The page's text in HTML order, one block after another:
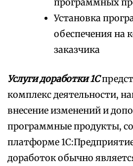
программных
Установка
обеспечения на
заказчика
Услуги доработки 1С
комплекс деятельности,
внесение изменений и
программные продукты,
платформе
доработок обычно